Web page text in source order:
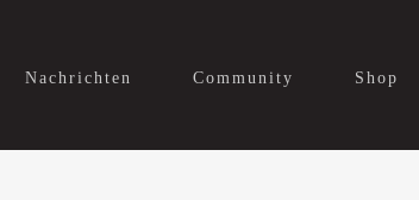
Nachrichten Community Shop